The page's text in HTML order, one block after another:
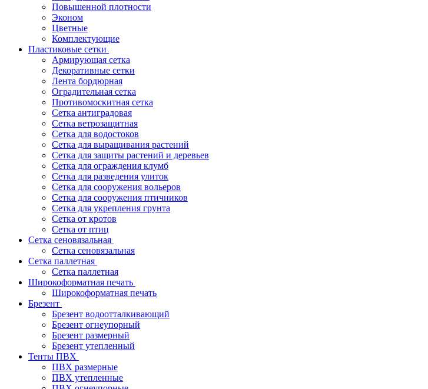
Повышенной плотности
Эконом
Цветные
Комплектующие
Пластиковые сетки
Армирующая сетка
Декоративные сетки
Лента бордюрная
Оградительная сетка
Противомоскитная сетка
Сетка антиградовая
Сетка ветрозащитная
Сетка для водостоков
Сетка для выращивания растений
Сетка для защиты растений и деревьев
Сетка для ограждения клумб
Сетка для разведения улиток
Сетка для сооружения вольеров
Сетка для сооружения птичников
Сетка для укрепления грунта
Сетка от кротов
Сетка от птиц
Сетка сеновязальная
Сетка сеновязальная
Сетка паллетная
Сетка паллетная
Широкоформатная печать
Широкоформатная печать
Брезент
Брезент водоотталкивающий
Брезент огнеупорный
Брезент размерный
Брезент утепленный
Тенты ПВХ
ПВХ размерные
ПВХ утепленные